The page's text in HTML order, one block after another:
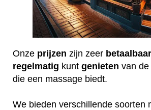
Onze prijzen zijn zeer betaalbaar
regelmatig kunt genieten van de
die een massage biedt.
We bieden verschillende soorten